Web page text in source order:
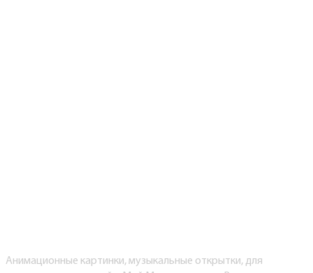
Анимационные картинки, музыкальные открытки, для